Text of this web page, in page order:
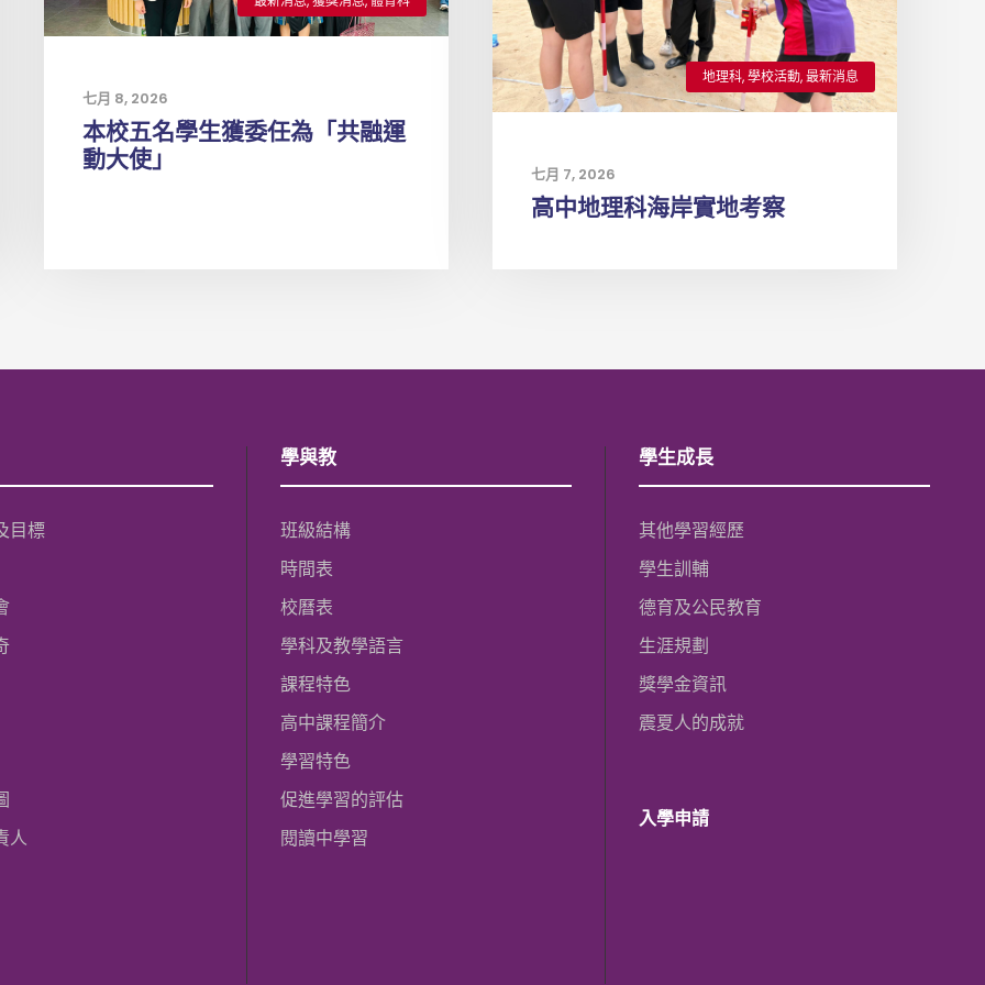
七月 8, 2026
本校五名學生獲委任為「共融運
動大使」
地理科,學校活動,最新消息
七月 7, 2026
高中地理科海岸實地考察
目標
人
學與教
班級結構
時間表
校曆表
學科及教學語言
課程特色
高中課程簡介
學習特色
促進學習的評估
閱讀中學習
學生成長
其他學習經歷
學生訓輔
德育及公民教育
生涯規劃
獎學金資訊
震夏人的成就
入學申請